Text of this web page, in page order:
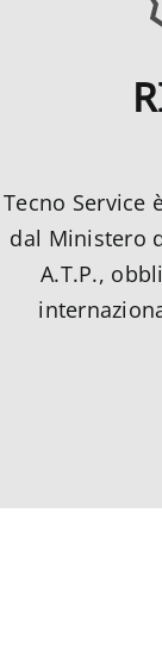
Tecno Service
dal Ministero
A.T.P.,